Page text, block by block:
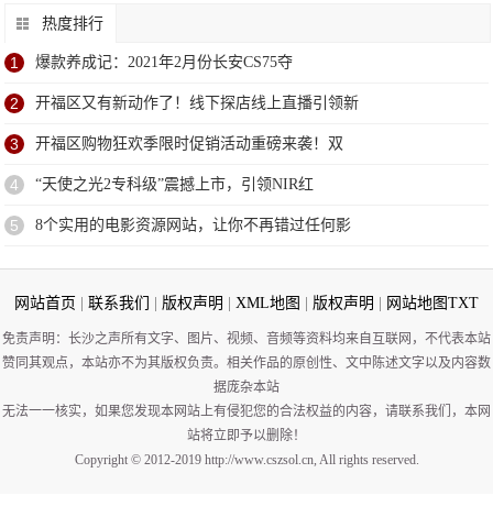
热度排行
1 爆款养成记：2021年2月份长安CS75夺
2 开福区又有新动作了！线下探店线上直播引领新
3 开福区购物狂欢季限时促销活动重磅来袭！​双
4 “天使之光2专科级”震撼上市，引领NIR红
5 8个实用的电影资源网站，让你不再错过任何影
网站首页 联系我们 版权声明 XML地图 版权声明 网站地图TXT
免责声明：长沙之声所有文字、图片、视频、音频等资料均来自互联网，不代表本站
赞同其观点，本站亦不为其版权负责。相关作品的原创性、文中陈述文字以及内容数
据庞杂本站
无法一一核实，如果您发现本网站上有侵犯您的合法权益的内容，请联系我们，本网
站将立即予以删除！
Copyright © 2012-2019 http://www.cszsol.cn, All rights reserved.